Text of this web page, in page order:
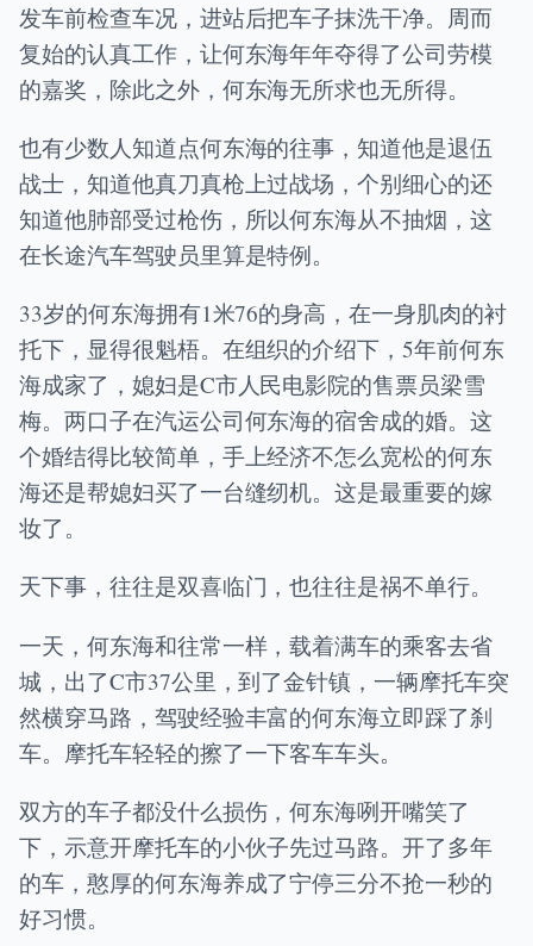
发车前检查车况，进站后把车子抹洗干净。周而
复始的认真工作，让何东海年年夺得了公司劳模
的嘉奖，除此之外，何东海无所求也无所得。
也有少数人知道点何东海的往事，知道他是退伍
战士，知道他真刀真枪上过战场，个别细心的还
知道他肺部受过枪伤，所以何东海从不抽烟，这
在长途汽车驾驶员里算是特例。
33岁的何东海拥有1米76的身高，在一身肌肉的衬
托下，显得很魁梧。在组织的介绍下，5年前何东
海成家了，媳妇是C市人民电影院的售票员梁雪
梅。两口子在汽运公司何东海的宿舍成的婚。这
个婚结得比较简单，手上经济不怎么宽松的何东
海还是帮媳妇买了一台缝纫机。这是最重要的嫁
妆了。
天下事，往往是双喜临门，也往往是祸不单行。
一天，何东海和往常一样，载着满车的乘客去省
城，出了C市37公里，到了金针镇，一辆摩托车突
然横穿马路，驾驶经验丰富的何东海立即踩了刹
车。摩托车轻轻的擦了一下客车车头。
双方的车子都没什么损伤，何东海咧开嘴笑了
下，示意开摩托车的小伙子先过马路。开了多年
的车，憨厚的何东海养成了宁停三分不抢一秒的
好习惯。